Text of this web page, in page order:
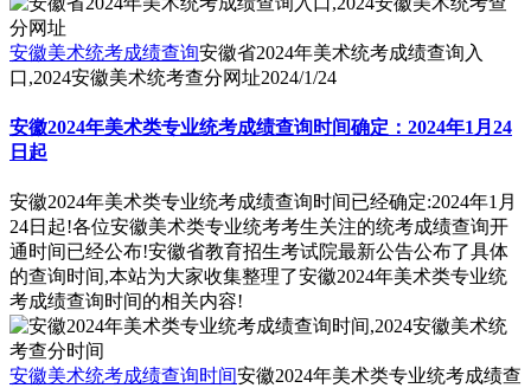
安徽美术统考成绩查询安徽省2024年美术统考成绩查询入
口,2024安徽美术统考查分网址2024/1/24
安徽2024年美术类专业统考成绩查询时间确定：2024年1月24
日起
安徽2024年美术类专业统考成绩查询时间已经确定:2024年1月
24日起!各位安徽美术类专业统考考生关注的统考成绩查询开
通时间已经公布!安徽省教育招生考试院最新公告公布了具体
的查询时间,本站为大家收集整理了安徽2024年美术类专业统
考成绩查询时间的相关内容!
安徽美术统考成绩查询时间安徽2024年美术类专业统考成绩查